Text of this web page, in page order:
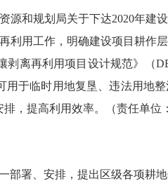
源和规划局关于下达2020年建
利用工作， 明确建设项目耕作
剥离再利用项目设计规范》（
于临时用地复垦、违法用地
，提高利用效率。（责任单位
部署、安排，提出区级各项耕